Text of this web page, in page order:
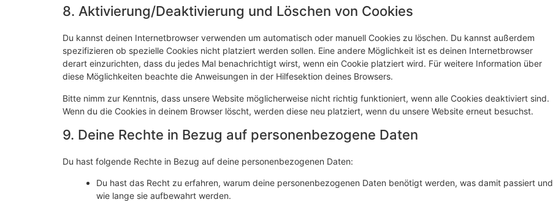
8. Aktivierung/Deaktivierung und Löschen von Cookies
Du kannst deinen Internetbrowser verwenden um automatisch oder manuell Cookies zu löschen. Du kannst außerdem
spezifizieren ob spezielle Cookies nicht platziert werden sollen. Eine andere Möglichkeit ist es deinen Internetbrowser
derart einzurichten, dass du jedes Mal benachrichtigt wirst, wenn ein Cookie platziert wird. Für weitere Information über
diese Möglichkeiten beachte die Anweisungen in der Hilfesektion deines Browsers.
Bitte nimm zur Kenntnis, dass unsere Website möglicherweise nicht richtig funktioniert, wenn alle Cookies deaktiviert sind.
Wenn du die Cookies in deinem Browser löscht, werden diese neu platziert, wenn du unsere Website erneut besuchst.
9. Deine Rechte in Bezug auf personenbezogene Daten
Du hast folgende Rechte in Bezug auf deine personenbezogenen Daten:
Du hast das Recht zu erfahren, warum deine personenbezogenen Daten benötigt werden, was damit passiert und
wie lange sie aufbewahrt werden.